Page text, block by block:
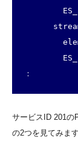
：
サービスID 201の
の2つを見てみま